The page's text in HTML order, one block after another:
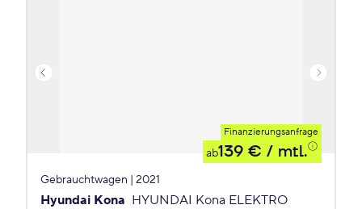
Finanzierungsanfrage
ab139 € / mtl.
Gebrauchtwagen | 2021
Hyundai Kona HYUNDAI Kona ELEKTRO